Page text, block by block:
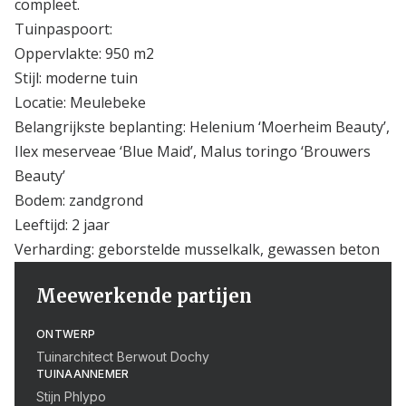
compleet.
Tuinpaspoort:
Oppervlakte: 950 m2
Stijl: moderne tuin
Locatie: Meulebeke
Belangrijkste beplanting: Helenium ‘Moerheim Beauty’,
Ilex meserveae ‘Blue Maid’, Malus toringo ‘Brouwers
Beauty’
Bodem: zandgrond
Leeftijd: 2 jaar
Verharding: geborstelde musselkalk, gewassen beton
Meewerkende partijen
ONTWERP
Tuinarchitect Berwout Dochy
TUINAANNEMER
Stijn Phlypo